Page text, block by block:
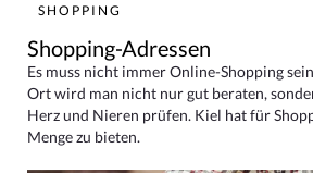
SHOPPING
Shopping-Adressen
Es muss nicht immer Online-Shopping
Ort wird man nicht nur gut beraten,
Herz und Nieren prüfen. Kiel hat für
Menge zu bieten.